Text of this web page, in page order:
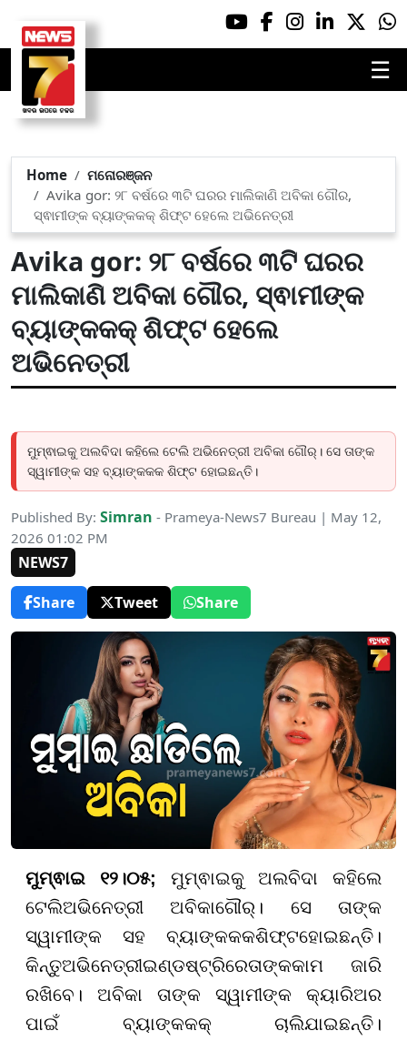
☰
Home
ମନୋରଞ୍ଜନ
Avika gor: ୨୮ ବର୍ଷରେ ୩ଟି ଘରର ମାଲିକାଣି ଅବିକା ଗୌର,
ସ୍ଵାମୀଙ୍କ ବ୍ୟାଙ୍କକକ୍ ଶିଫ୍ଟ ହେଲେ ଅଭିନେତ୍ରୀ
Avika gor: ୨୮ ବର୍ଷରେ ୩ଟି ଘରର
ମାଲିକାଣି ଅବିକା ଗୌର, ସ୍ଵାମୀଙ୍କ
ବ୍ୟାଙ୍କକକ୍ ଶିଫ୍ଟ ହେଲେ
ଅଭିନେତ୍ରୀ
ମୁମ୍ଵାଇକୁ ଅଲବିଦା କହିଲେ ଟେଲି ଅଭିନେତ୍ରୀ ଅବିକା ଗୌର୍। ସେ ତାଙ୍କ
ସ୍ୱାମୀଙ୍କ ସହ ବ୍ୟାଙ୍କକକ ଶିଫ୍ଟ ହୋଇଛନ୍ତି।
Published By: Simran - Prameya-News7 Bureau | May 12,
2026 01:02 PM
NEWS7
Share
Tweet Share
ମୁମ୍ଵାଇ ୧୨।୦୫; ମୁମ୍ଵାଇକୁ ଅଲବିଦା କହିଲେ
ଟେଲିଅଭିନେତ୍ରୀ ଅବିକାଗୌର୍ । ସେ ତାଙ୍କ
ସ୍ୱାମୀଙ୍କ ସହ ବ୍ୟାଙ୍କକକଶିଫ୍ଟହୋଇଛନ୍ତି।
କିନ୍ତୁଅଭିନେତ୍ରୀଇଣ୍ଡଷ୍ଟ୍ରିରେତାଙ୍କକାମ ଜାରି
ରଖିବେ। ଅବିକା ତାଙ୍କ ସ୍ୱାମୀଙ୍କ କ୍ୟାରିଅର
ପାଇଁ ବ୍ୟାଙ୍କକକ୍ ଚାଲିଯାଇଛନ୍ତି।